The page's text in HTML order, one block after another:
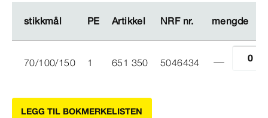
stikkmål PE Artikkel NRF nr. mengde
stikkmål PE Artikkel NRF nr. mengde
70/100/150 1 651 350 5046434
LEGG TIL BOKMERKELISTEN